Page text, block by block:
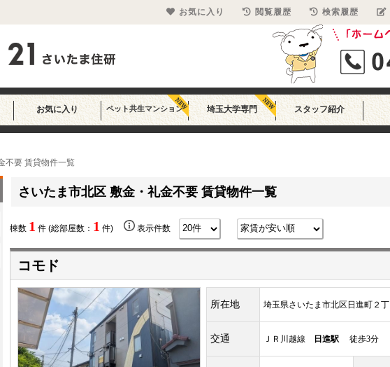
お気に入り ペット共生マンション 埼玉大学専門 スタッフ紹介
不要 賃貸物件一覧
さいたま市北区 敷金・礼金不要 賃貸物件一覧
棟数 1 件 (総部屋数： 1 件) 表示件数
コモド
所在地 埼玉県さいたま市北区日進町２丁
交通 ＪＲ川越線 日進駅 徒歩3分
お気に入り 閲覧履歴 検索履歴